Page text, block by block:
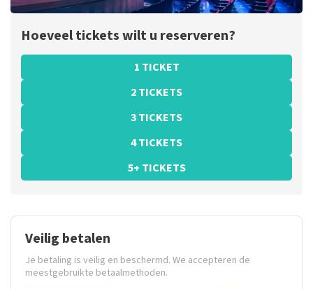
Hoeveel tickets wilt u reserveren?
1 TICKET
2 TICKETS
3 TICKETS
4 TICKETS
5+ TICKETS
Veilig betalen
Je betaling is veilig en beschermd. We accepteren de
meestgebruikte betaalmethoden.